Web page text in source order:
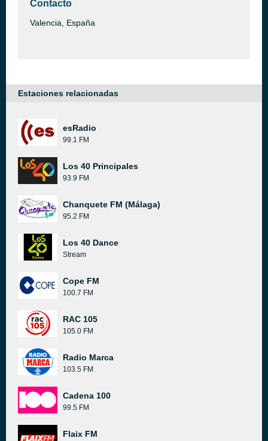
Contacto
Valencia, España
Estaciones relacionadas
esRadio
99.1 FM
Los 40 Principales
93.9 FM
Chanquete FM (Málaga)
95.2 FM
Los 40 Dance
Stream
Cope FM
100.7 FM
RAC 105
105.0 FM
Radio Marca
103.5 FM
Cadena 100
99.5 FM
Flaix FM